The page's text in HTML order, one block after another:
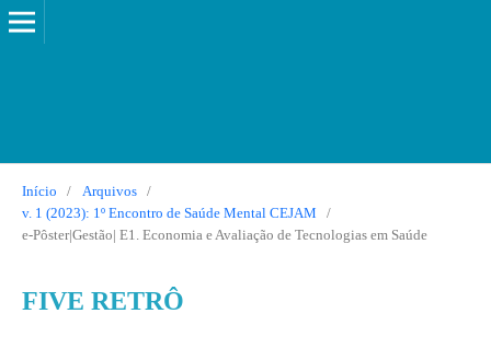
Início / Arquivos
/
v. 1 (2023): 1º Encontro de Saúde Mental CEJAM
/
e-Pôster|Gestão| E1. Economia e Avaliação de Tecnologias em Saúde
FIVE RETRÔ